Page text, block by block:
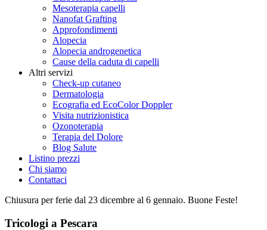
Mesoterapia capelli
Nanofat Grafting
Approfondimenti
Alopecia
Alopecia androgenetica
Cause della caduta di capelli
Altri servizi
Check-up cutaneo
Dermatologia
Ecografia ed EcoColor Doppler
Visita nutrizionistica
Ozonoterapia
Terapia del Dolore
Blog Salute
Listino prezzi
Chi siamo
Contattaci
Chiusura per ferie dal 23 dicembre al 6 gennaio. Buone Feste!
Tricologi a Pescara